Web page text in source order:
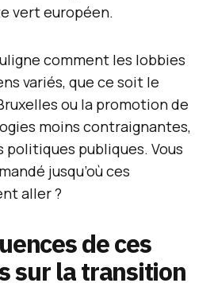
vert européen.
comment les lobbies
variés, que ce soit le
ou la promotion de
moins contraignantes,
politiques publiques. Vous
jusqu’où ces
aller ?
de ces
sur la transition